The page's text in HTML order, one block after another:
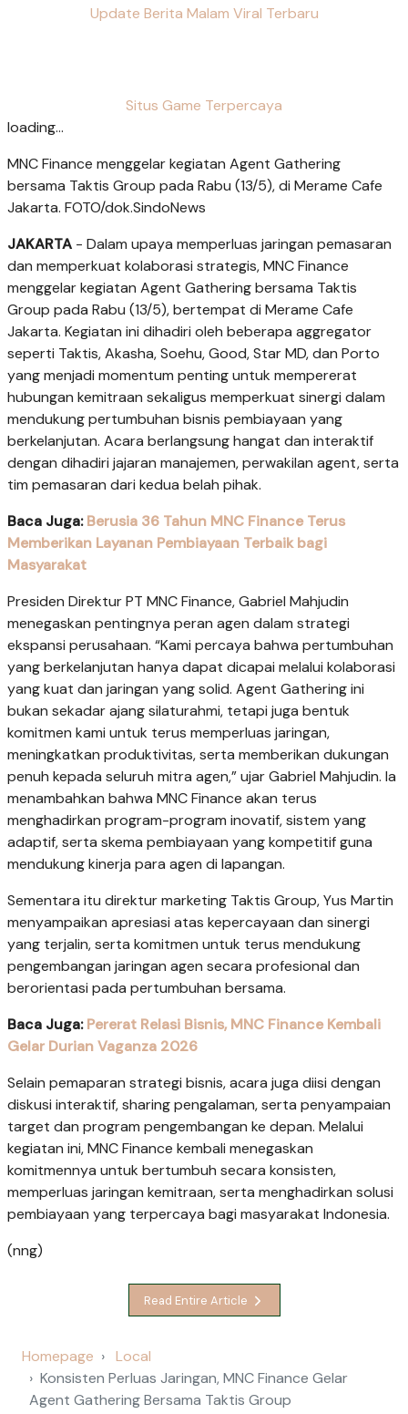
Update Berita Malam Viral Terbaru
Situs Game Terpercaya
loading...
MNC Finance menggelar kegiatan Agent Gathering
bersama Taktis Group pada Rabu (13/5), di Merame Cafe
Jakarta. FOTO/dok.SindoNews
JAKARTA - Dalam upaya memperluas jaringan pemasaran
dan memperkuat kolaborasi strategis, MNC Finance
menggelar kegiatan Agent Gathering bersama Taktis
Group pada Rabu (13/5), bertempat di Merame Cafe
Jakarta. Kegiatan ini dihadiri oleh beberapa aggregator
seperti Taktis, Akasha, Soehu, Good, Star MD, dan Porto
yang menjadi momentum penting untuk mempererat
hubungan kemitraan sekaligus memperkuat sinergi dalam
mendukung pertumbuhan bisnis pembiayaan yang
berkelanjutan. Acara berlangsung hangat dan interaktif
dengan dihadiri jajaran manajemen, perwakilan agent, serta
tim pemasaran dari kedua belah pihak.
Baca Juga:Berusia 36 Tahun MNC Finance Terus
Memberikan Layanan Pembiayaan Terbaik bagi
Masyarakat
Presiden Direktur PT MNC Finance, Gabriel Mahjudin
menegaskan pentingnya peran agen dalam strategi
ekspansi perusahaan. “Kami percaya bahwa pertumbuhan
yang berkelanjutan hanya dapat dicapai melalui kolaborasi
yang kuat dan jaringan yang solid. Agent Gathering ini
bukan sekadar ajang silaturahmi, tetapi juga bentuk
komitmen kami untuk terus memperluas jaringan,
meningkatkan produktivitas, serta memberikan dukungan
penuh kepada seluruh mitra agen,” ujar Gabriel Mahjudin. Ia
menambahkan bahwa MNC Finance akan terus
menghadirkan program-program inovatif, sistem yang
adaptif, serta skema pembiayaan yang kompetitif guna
mendukung kinerja para agen di lapangan.
Sementara itu direktur marketing Taktis Group, Yus Martin
menyampaikan apresiasi atas kepercayaan dan sinergi
yang terjalin, serta komitmen untuk terus mendukung
pengembangan jaringan agen secara profesional dan
berorientasi pada pertumbuhan bersama.
Baca Juga:Pererat Relasi Bisnis, MNC Finance Kembali
Gelar Durian Vaganza 2026
Selain pemaparan strategi bisnis, acara juga diisi dengan
diskusi interaktif, sharing pengalaman, serta penyampaian
target dan program pengembangan ke depan. Melalui
kegiatan ini, MNC Finance kembali menegaskan
komitmennya untuk bertumbuh secara konsisten,
memperluas jaringan kemitraan, serta menghadirkan solusi
pembiayaan yang terpercaya bagi masyarakat Indonesia.
(nng)
Read Entire Article
Homepage
Local
Konsisten Perluas Jaringan, MNC Finance Gelar
Agent Gathering Bersama Taktis Group